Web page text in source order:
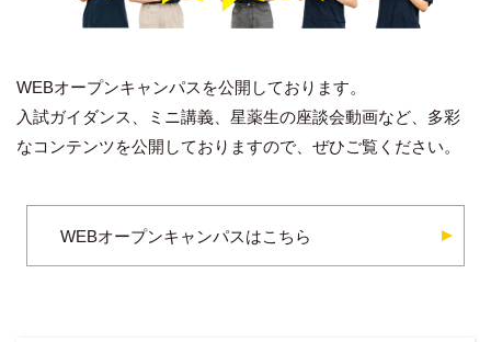
WEBオープンキャンパスを公開しております。
入試ガイダンス、ミニ講義、星薬生の座談会動画など、多彩
なコンテンツを公開しておりますので、ぜひご覧ください。
WEBオープンキャンパスはこちら